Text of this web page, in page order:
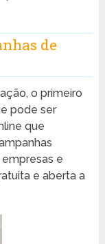
de
o primeiro
pode ser
que
e
e aberta a